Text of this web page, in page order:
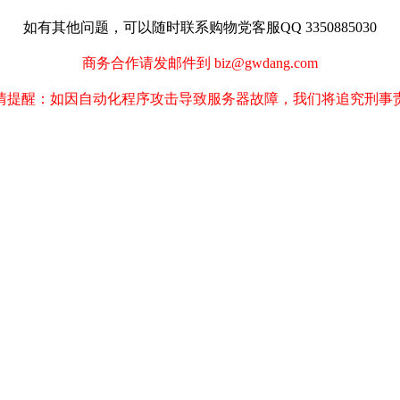
如有其他问题，可以随时联系购物党客服QQ 3350885030
商务合作请发邮件到 biz@gwdang.com
提醒：如因自动化程序攻击导致服务器故障，我们将追究刑事